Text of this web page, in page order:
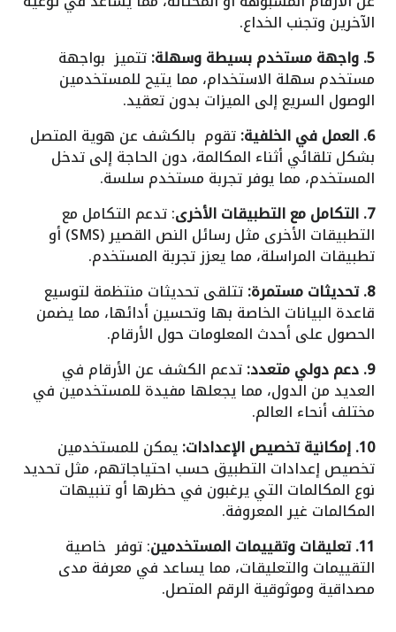
الآخرين وتجنب الخداع.
5. واجهة مستخدم بسيطة وسهلة:
تتميز بواجهة
مستخدم سهلة الاستخدام، مما يتيح للمستخدمين
الوصول السريع إلى الميزات بدون تعقيد.
6. العمل في الخلفية:
تقوم بالكشف عن هوية المتصل
بشكل تلقائي أثناء المكالمة، دون الحاجة إلى تدخل
المستخدم، مما يوفر تجربة مستخدم سلسة.
7. التكامل مع التطبيقات الأخرى
: تدعم التكامل مع
التطبيقات الأخرى مثل رسائل النص القصير (SMS) أو
تطبيقات المراسلة، مما يعزز تجربة المستخدم.
8. تحديثات مستمرة:
تتلقى تحديثات منتظمة لتوسيع
قاعدة البيانات الخاصة بها وتحسين أدائها، مما يضمن
الحصول على أحدث المعلومات حول الأرقام.
9. دعم دولي متعدد:
تدعم الكشف عن الأرقام في
العديد من الدول، مما يجعلها مفيدة للمستخدمين في
مختلف أنحاء العالم.
10. إمكانية تخصيص الإعدادات:
يمكن للمستخدمين
تخصيص إعدادات التطبيق حسب احتياجاتهم، مثل تحديد
نوع المكالمات التي يرغبون في حظرها أو تنبيهات
المكالمات غير المعروفة.
11. تعليقات وتقييمات المستخدمين
: توفر خاصية
التقييمات والتعليقات، مما يساعد في معرفة مدى
مصداقية وموثوقية الرقم المتصل.